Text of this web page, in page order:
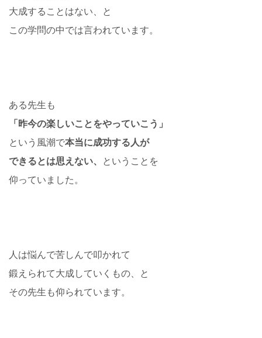
大成することはない、と
この学問の中では言われています。
ある先生も
「昨今の楽しいことをやっていこう」
という風潮で本当に成功する人が
できるとは思えない、
ということを
仰っていました。
人は悩んで苦しんで叩かれて
鍛えられて大成していくもの、と
その先生も仰られています。